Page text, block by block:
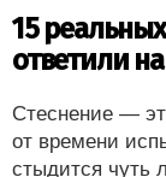
15
ответили
Стеснение —
от времени
стыдится чуть